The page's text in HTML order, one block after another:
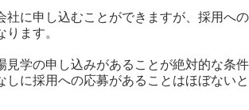
社に申し込むことができますが、採用への
ます。
見学の申し込みがあることが絶対的な条件
しに採用への応募があることはほぼないと